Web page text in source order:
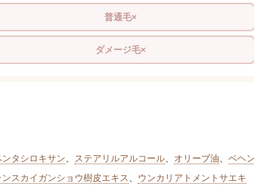
普通毛×
ダメージ毛×
タシロキサン、 ステアリルアルコール、 オリーブ油、 ベヘン
ンスカイガンショウ樹皮エキス、 ウンカリアトメントサエキ